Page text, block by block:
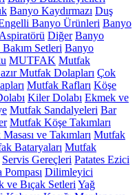
Banyo Kaydırmazı Duş
Banyo Ürünleri Banyo
Diğer Banyo
Setleri Banyo
MUTFAK Mutfak
Mutfak Dolapları Çok
Mutfak Rafları Köşe
Kiler Dolabı Ekmek ve
Mutfak Sandalyeleri Bar
Mutfak Köşe Takımları
ve Takımları Mutfak
Bataryaları Mutfak
Servis Gereçleri Patates Ezici
Dilimleyici
ve Bıçak Setleri Yağ